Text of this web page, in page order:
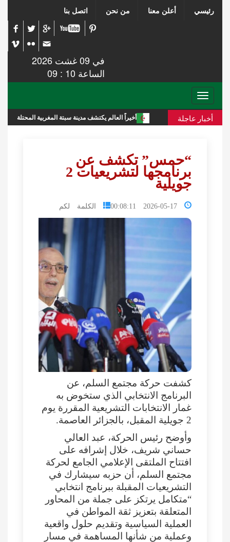
رئيسي أعلن معنا من نحن اتصل بنا
في 09 غشت 2026
الساعة 10 : 09
Toggle
navigation
أخبار عاجلة أخيراً العالم يكتشف مدينة سبتة المغربية المحتلة
“حمس” تكشف عن
برنامجها لتشريعيات 2
جويلية
2026-05-17 00:08:11 الكلمة لكم
كشفت حركة مجتمع السلم، عن
البرنامج الانتخابي الذي ستخوض به
غمار الانتخابات التشريعية المقررة يوم
2 جويلية المقبل، بالجزائر العاصمة.
وأوضح رئيس الحركة، عبد العالي
حساني شريف، خلال إشرافه على
افتتاح الملتقى الإعلامي الجامع لحركة
مجتمع السلم، أن حزبه سيشارك في
التشريعيات المقبلة ببرنامج انتخابي
“متكامل يرتكز على جملة من المحاور
المتعلقة بتعزيز ثقة المواطن في
العملية السياسية وتقديم حلول واقعية
وعملية من شأنها المساهمة في مسار